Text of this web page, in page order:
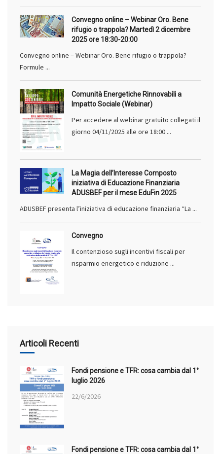
Convegno online – Webinar Oro. Bene
rifugio o trappola? Martedì 2 dicembre
2025 ore 18:30-20:00
Convegno online – Webinar Oro. Bene rifugio o trappola?
Formule ...
Comunità Energetiche Rinnovabili a
Impatto Sociale (Webinar)
Per accedere al webinar gratuito collegati il
giorno 04/11/2025 alle ore 18:00 ...
La Magia dell’Interesse Composto
iniziativa di Educazione Finanziaria
ADUSBEF per il mese EduFin 2025
ADUSBEF presenta l’iniziativa di educazione finanziaria “La ...
Convegno
Il contenzioso sugli incentivi fiscali per
risparmio energetico e riduzione ...
Articoli Recenti
Fondi pensione e TFR: cosa cambia dal 1°
luglio 2026
22/6/2026
Fondi pensione e TFR: cosa cambia dal 1°